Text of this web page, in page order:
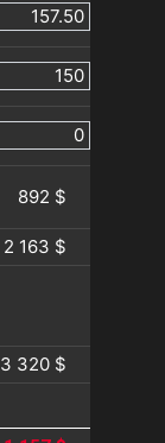
892 $
2 163 $
3 320 $